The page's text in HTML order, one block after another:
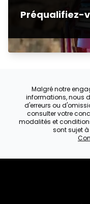
Préqualifiez-
Malgré notre
informations, nous
d'erreurs ou
consulter votre
modalités et
sont sujet